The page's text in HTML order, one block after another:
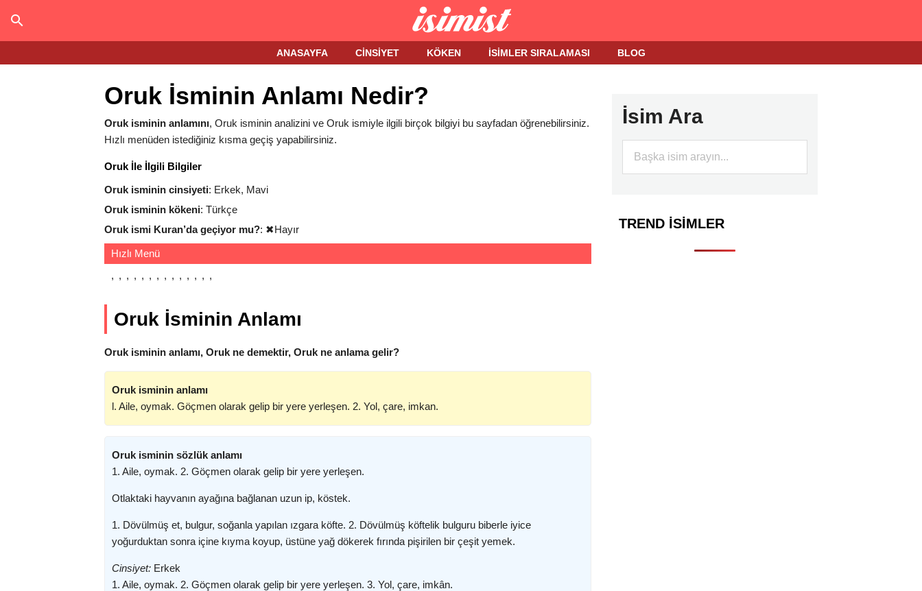
ANASAYFA CINSIYET KÖKEN İSIMLER SIRALAMASI BLOG
Oruk İsminin Anlamı Nedir?
Oruk isminin anlamını, Oruk isminin analizini ve Oruk ismiyle ilgili birçok bilgiyi bu sayfadan öğrenebilirsiniz.
Hızlı menüden istediğiniz kısma geçiş yapabilirsiniz.
Oruk İle İlgili Bilgiler
Oruk isminin cinsiyeti: Erkek, Mavi
Oruk isminin kökeni: Türkçe
Oruk ismi Kuran’da geçiyor mu?: ✖Hayır
Hızlı Menü
Oruk İsminin Anlamı
Oruk isminin anlamı, Oruk ne demektir, Oruk ne anlama gelir?
Oruk isminin anlamı
l. Aile, oymak. Göçmen olarak gelip bir yere yerleşen. 2. Yol, çare, imkan.
Oruk isminin sözlük anlamı
1. Aile, oymak. 2. Göçmen olarak gelip bir yere yerleşen.
Otlaktaki hayvanın ayağına bağlanan uzun ip, köstek.
1. Dövülmüş et, bulgur, soğanla yapılan ızgara köfte. 2. Dövülmüş köftelik bulguru biberle iyice
yoğurduktan sonra içine kıyma koyup, üstüne yağ dökerek fırında pişirilen bir çeşit yemek.
Cinsiyet: Erkek
1. Aile, oymak. 2. Göçmen olarak gelip bir yere yerleşen. 3. Yol, çare, imkân.
İsim Ara
TREND İSIMLER